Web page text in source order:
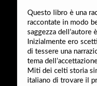
Questo libro è una
raccontate in modo
saggezza
Inizialmente ero
di tessere una
tema
Miti dei celti storia
italiano di trovare il